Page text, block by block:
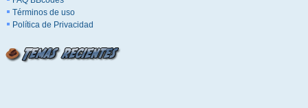
Términos de uso
Política de Privacidad